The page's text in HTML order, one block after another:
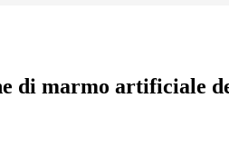
di marmo artificiale